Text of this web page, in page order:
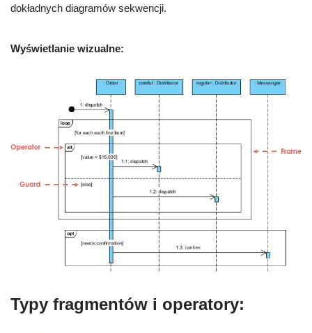
dokładnych diagramów sekwencji.
Wyświetlanie wizualne:
Typy fragmentów i operatory: